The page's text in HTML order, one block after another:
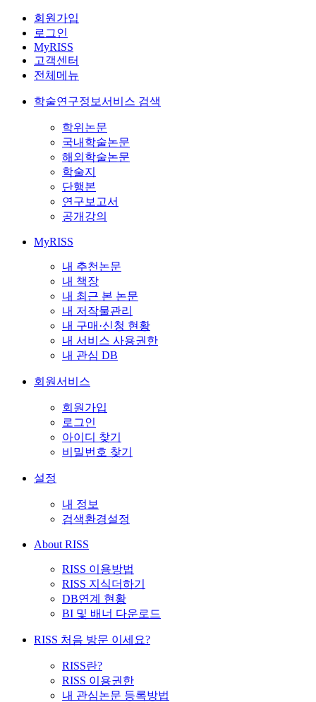
회원가입
로그인
MyRISS
고객센터
전체메뉴
학술연구정보서비스 검색
학위논문
국내학술논문
해외학술논문
학술지
단행본
연구보고서
공개강의
MyRISS
내 추천논문
내 책장
내 최근 본 논문
내 저작물관리
내 구매·신청 현황
내 서비스 사용권한
내 관심 DB
회원서비스
회원가입
로그인
아이디 찾기
비밀번호 찾기
설정
내 정보
검색환경설정
About RISS
RISS 이용방법
RISS 지식더하기
DB연계 현황
BI 및 배너 다운로드
RISS 처음 방문 이세요?
RISS란?
RISS 이용권한
내 관심논문 등록방법